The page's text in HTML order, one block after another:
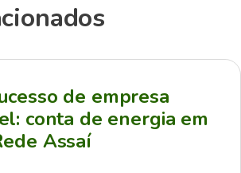
de empresa
conta de energia em
Assaí